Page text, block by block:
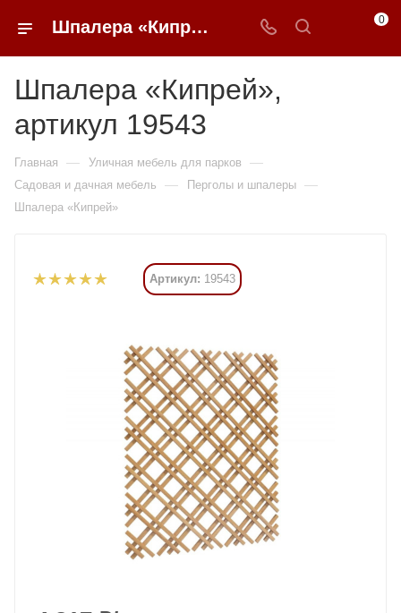
Шпалера «Кипрей» купить в Москве от 3 027 ₽ - 0FFER 0
Шпалера «Кипрей»,
артикул 19543
Главная — Уличная мебель для парков —
Садовая и дачная мебель — Перголы и шпалеры —
Шпалера «Кипрей»
Артикул: 19543